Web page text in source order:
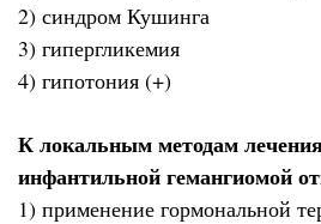
2) синдром Кушинга
3) гипергликемия
4) гипотония (+)
К локальным методам
инфантильной гемангиомой
1) применение гормональной